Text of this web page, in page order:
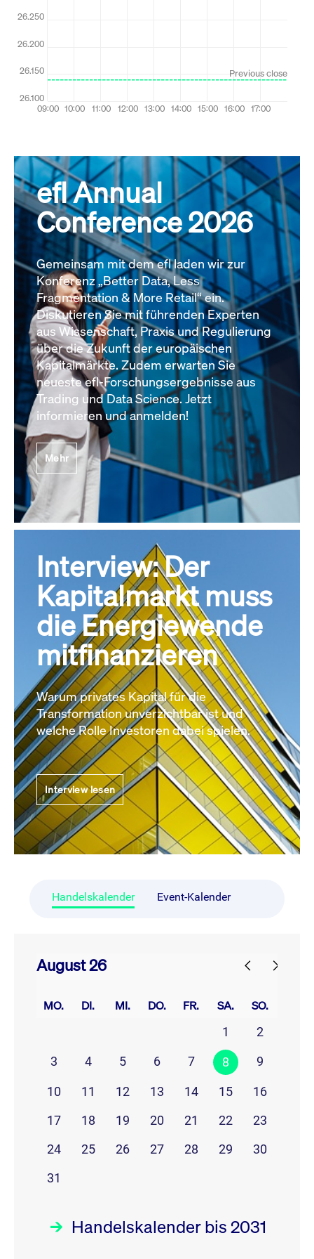
efl Annual
Conference 2026
Gemeinsam mit dem efl laden wir zur
Konferenz „Better Data, Less
Fragmentation & More Retail“ ein.
Diskutieren Sie mit führenden Experten
aus Wissenschaft, Praxis und Regulierung
über die Zukunft der europäischen
Kapitalmärkte. Zudem erwarten Sie
neueste efl-Forschungsergebnisse aus
Trading und Data Science. Jetzt
informieren und anmelden!
Mehr
Interview: Der
Kapitalmarkt muss
die Energiewende
mitfinanzieren
Warum privates Kapital für die
Transformation unverzichtbar ist und
welche Rolle Investoren dabei spielen.
Interview lesen
Handelskalender Event-Kalender
August 26
MO. DI. MI. DO. FR. SA. SO.
1
2
3
4 5 6 7 8 9
10 11 12 13 14 15
16
17
18 19 20 21 22
23
24
25 26 27 28 29
30
31
Handelskalender bis 2031